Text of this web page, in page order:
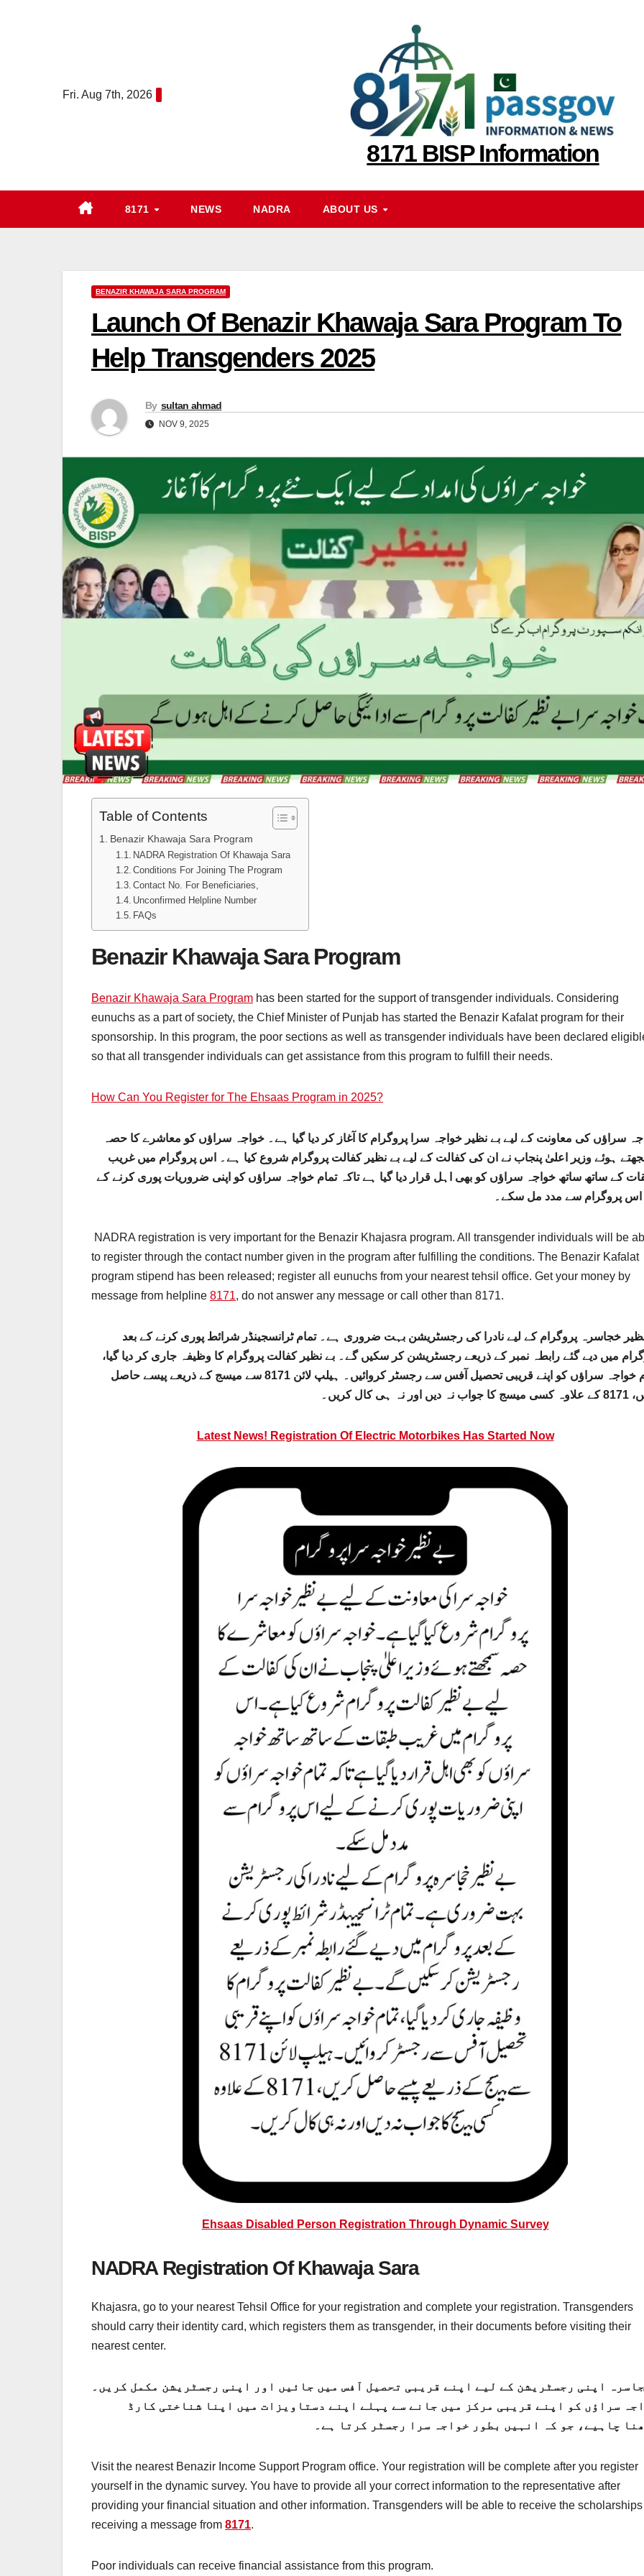
Fri. Aug 7th, 2026
8171 BISP Information
8171 NEWS NADRA ABOUT US
BENAZIR KHAWAJA SARA PROGRAM
Launch Of Benazir Khawaja Sara Program To
Help Transgenders 2025
By sultan ahmad
NOV 9, 2025
Table of Contents
Benazir Khawaja Sara Program
NADRA Registration Of Khawaja Sara
Conditions For Joining The Program
Contact No. For Beneficiaries,
Unconfirmed Helpline Number
FAQs
Benazir Khawaja Sara Program
Benazir Khawaja Sara Program has been started for the support of transgender individuals. Considering
eunuchs as a part of society, the Chief Minister of Punjab has started the Benazir Kafalat program for their
sponsorship. In this program, the poor sections as well as transgender individuals have been declared
so that all transgender individuals can get assistance from this program to fulfill their needs.
How Can You Register for The Ehsaas Program in 2025?
سراؤں کی معاونت کے لیے بے نظیر خواجہ سرا پروگرام کا آغاز کر دیا گیا ہے۔ خواجہ سراؤں کو معاشرے کا حصہ
ہوئے وزیر اعلیٰ پنجاب نے ان کی کفالت کے لیے بے نظیر کفالت پروگرام شروع کیا ہے۔ اس پروگرام میں غریب
کے ساتھ ساتھ خواجہ سراؤں کو بھی اہل قرار دیا گیا ہے تاکہ تمام خواجہ سراؤں کو اپنی ضروریات پوری کرنے کے
اس پروگرام سے مدد مل سکے۔
NADRA registration is very important for the Benazir Khajasra program. All transgender individuals will be
to register through the contact number given in the program after fulfilling the conditions. The Benazir Kafalat
program stipend has been released; register all eunuchs from your nearest tehsil office. Get your money by
message from helpline 8171, do not answer any message or call other than 8171.
خجاسرہ پروگرام کے لیے نادرا کی رجسٹریشن بہت ضروری ہے۔ تمام ٹرانسجینڈر شرائط پوری کرنے کے بعد
میں دیے گئے رابطہ نمبر کے ذریعے رجسٹریشن کر سکیں گے۔ بے نظیر کفالت پروگرام کا وظیفہ جاری کر دیا گیا،
تمام خواجہ سراؤں کو اپنے قریبی تحصیل آفس سے رجسٹر کروائیں۔ ہیلپ لائن 8171 سے میسج کے ذریعے پیسے حاصل
اور نہ ہی کال کریں۔
Latest News! Registration Of Electric Motorbikes Has Started Now
Ehsaas Disabled Person Registration Through Dynamic Survey
NADRA Registration Of Khawaja Sara
Khajasra, go to your nearest Tehsil Office for your registration and complete your registration. Transgenders
should carry their identity card, which registers them as transgender, in their documents before visiting their
nearest center.
اپنی رجسٹریشن کے لیے اپنے قریبی تحصیل آفس میں جائیں اور اپنی رجسٹریشن مکمل کریں۔
سراؤں کو اپنے قریبی مرکز میں جانے سے پہلے اپنے دستاویزات میں اپنا شناختی کارڈ
چاہیے، جو کہ انہیں بطور خواجہ سرا رجسٹر کرتا ہے۔
Visit the nearest Benazir Income Support Program office. Your registration will be complete after you register
yourself in the dynamic survey. You have to provide all your correct information to the representative after
providing your financial situation and other information. Transgenders will be able to receive the scholarships
receiving a message from 8171.
Poor individuals can receive financial assistance from this program.